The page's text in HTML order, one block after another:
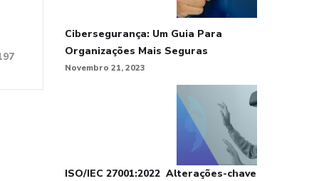
Cibersegurança: Um Guia Para
Organizações Mais Seguras
Novembro 21, 2023
ISO/IEC 27001:2022 Alterações-chave